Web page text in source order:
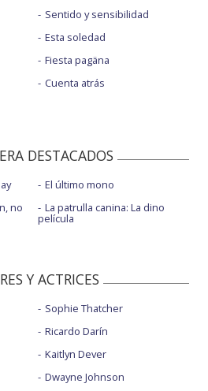
Sentido y sensibilidad
Esta soledad
Fiesta pagäna
Cuenta atrás
DESTACADOS
no
El último mono
La patrulla canina: La dino
película
Y ACTRICES
Sophie Thatcher
Ricardo Darín
Kaitlyn Dever
Dwayne Johnson